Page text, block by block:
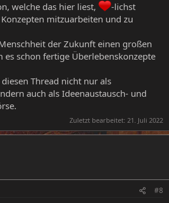
welche das hier liest,
-lichst
mitzuarbeiten und zu
der Zukunft einen großen
es schon fertige Überlebenskonzepte
Thread nicht nur als
auch als Ideenaustausch- und
Zuletzt bearbeitet: 21. Juli 2022
#8